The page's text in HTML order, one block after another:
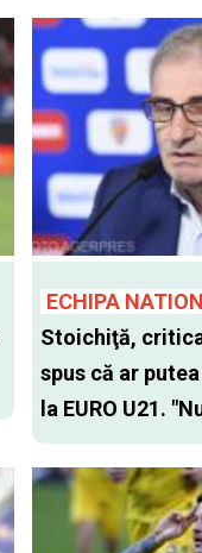
ECHIPA
Stoichiţă,
spus că ar
la EURO U21.